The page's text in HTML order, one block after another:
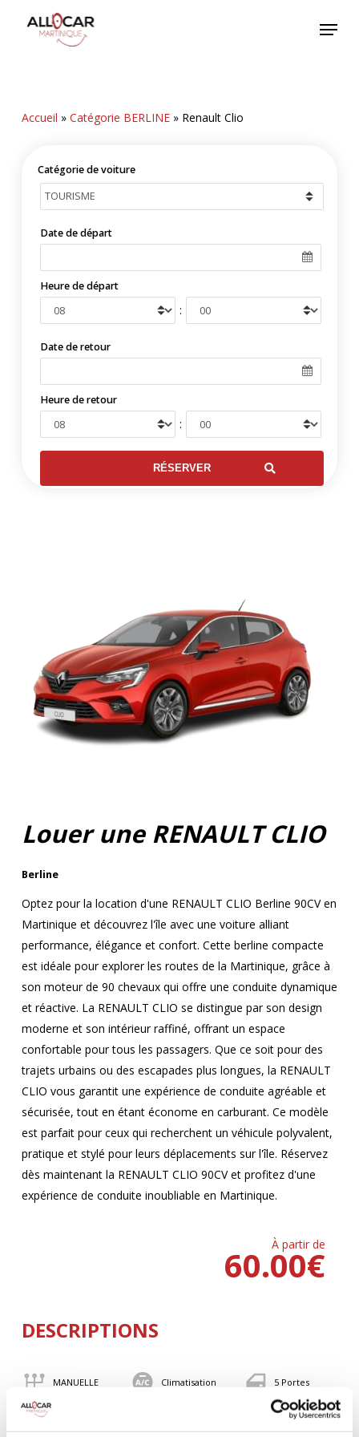
Menu
Accueil » Catégorie BERLINE» Renault Clio
Catégorie de voiture
Date de départ
Heure de départ
:
Date de retour
Heure de retour
:
Louer une RENAULT CLIO
Berline
Optez pour la location d'une RENAULT CLIO Berline 90CV en
Martinique et découvrez l'île avec une voiture alliant
performance, élégance et confort. Cette berline compacte
est idéale pour explorer les routes de la Martinique, grâce à
son moteur de 90 chevaux qui offre une conduite dynamique
et réactive. La RENAULT CLIO se distingue par son design
moderne et son intérieur raffiné, offrant un espace
confortable pour tous les passagers. Que ce soit pour des
trajets urbains ou des escapades plus longues, la RENAULT
CLIO vous garantit une expérience de conduite agréable et
sécurisée, tout en étant économe en carburant. Ce modèle
est parfait pour ceux qui recherchent un véhicule polyvalent,
pratique et stylé pour leurs déplacements sur l'île. Réservez
dès maintenant la RENAULT CLIO 90CV et profitez d'une
expérience de conduite inoubliable en Martinique.
À partir de
€
60.00
DESCRIPTIONS
MANUELLE Climatisation 5 Portes
BLUETOOTH 90 CV